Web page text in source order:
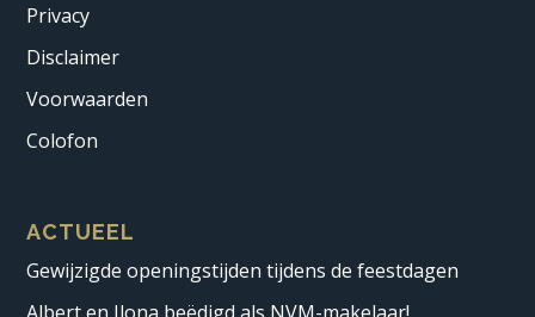
Privacy
Disclaimer
Voorwaarden
Colofon
ACTUEEL
Gewijzigde openingstijden tijdens de feestdagen